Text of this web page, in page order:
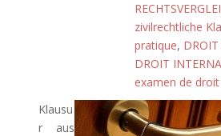
zivilrechtliche
pratique,
DROIT
examen de droit
Klausu
r aus